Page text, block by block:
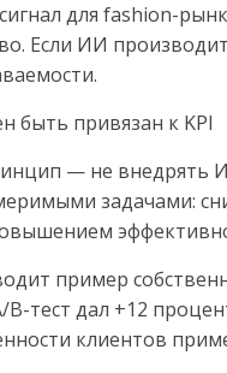
для fashion-
Если ИИ
быть привязан к KPI
— не внедрять
задачами:
пример
тест дал +12
клиентов